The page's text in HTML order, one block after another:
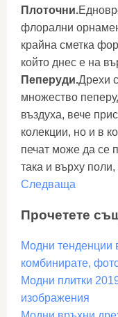
Плоточни.
флорални
крайна сметка
който днес е на
Пеперуди.Дрехи
множество
въздуха, вече
колекции, но и в
печат може да се
така и върху
Следваща
Прочетете
Модни тенденции
комбинирате,
Модни плитки
изображения